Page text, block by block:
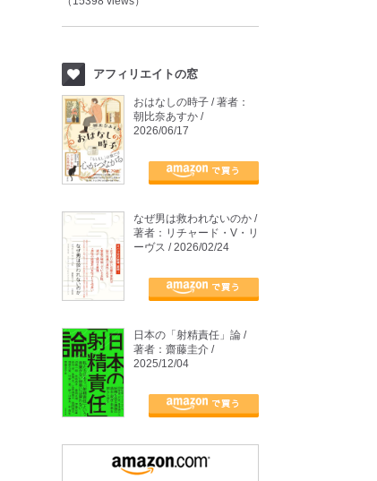
アフィリエイトの窓
おはなしの時子 / 著者：
朝比奈あすか /
2026/06/17
なぜ男は救われないのか /
著者：リチャード・V・リ
ーヴス / 2026/02/24
日本の「射精責任」論 /
著者：齋藤圭介 /
2025/12/04